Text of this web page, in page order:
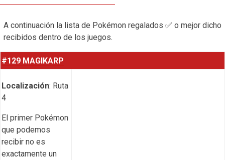
A continuación la lista de Pokémon regalados ✅ o mejor dicho
recibidos dentro de los juegos.
#129 MAGIKARP
Localización: Ruta
4
El primer Pokémon
que podemos
recibir no es
exactamente un